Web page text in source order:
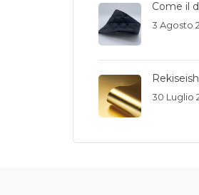
Come il
3 Agosto
30 Luglio